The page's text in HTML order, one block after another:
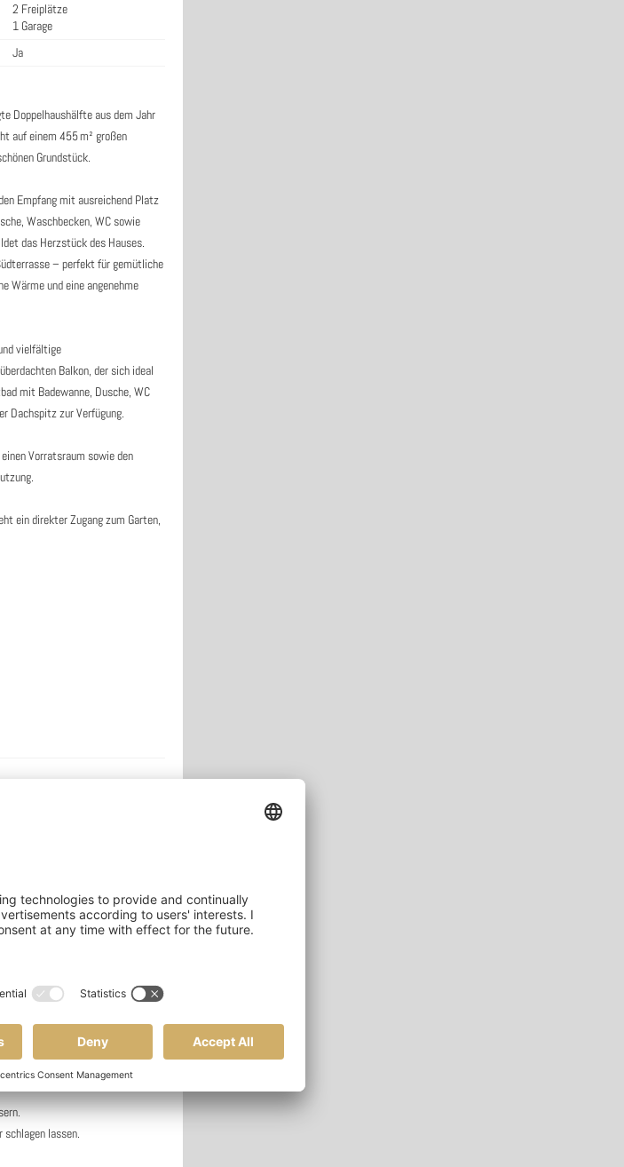
2 Freiplätze
1 Garage
Ja
Doppelhaushälfte aus dem Jahr
auf einem 455 m² großen
Grundstück.
Empfang mit ausreichend Platz
Waschbecken, WC sowie
das Herzstück des Hauses.
– perfekt für gemütliche
Wärme und eine angenehme
vielfältige
Balkon, der sich ideal
mit Badewanne, Dusche, WC
Dachspitz zur Verfügung.
Vorratsraum sowie den
ein direkter Zugang zum Garten,
schlagen lassen.